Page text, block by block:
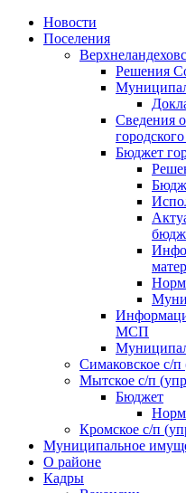
Skip
Новости
Поселения
Решения
Сведения
Бюджет
МСП
Симаковское с/п
Мытское с/п
Бюджет
Кромское с/п
Муниципальное
О районе
Кадры